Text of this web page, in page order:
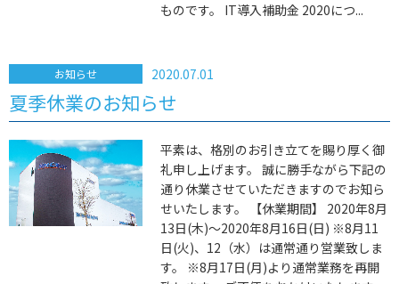
ものです。 IT導入補助金 2020につ...
夏季休業のお知らせ
お知らせ 2020.07.01
平素は、格別のお引き立てを賜り厚く御
礼申し上げます。 誠に勝手ながら下記の
通り休業させていただきますのでお知ら
せいたします。 【休業期間】 2020年8月
13日(木)～2020年8月16日(日) ※8月11
日(火)、12（水）は通常通り営業致しま
す。 ※8月17日(月)より通常業務を再開